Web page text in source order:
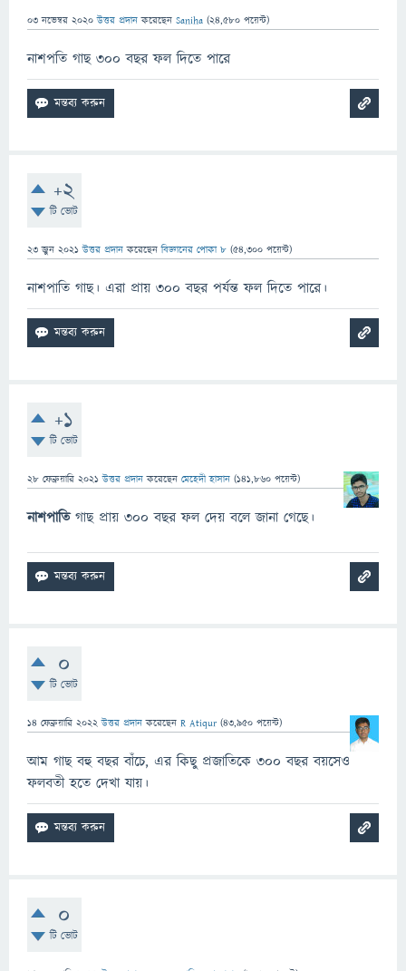
03 নভেম্বর 2020 উত্তর প্রদান করেছেন Saniha (24,580 পয়েন্ট)
নাশপতি গাছ ৩০০ বছর ফল দিতে পারে
+2
টি ভোট
23 জুন 2021 উত্তর প্রদান করেছেনবিজ্ঞানের পোকা ৮ (54,300 পয়েন্ট)
নাশপাতি গাছ। এরা প্রায় ৩০০ বছর পর্যন্ত ফল দিতে পারে।
+1
টি ভোট
28 ফেব্রুয়ারি 2021 উত্তর প্রদান করেছেন মেহেদী হাসান (141,860 পয়েন্ট)
নাশপাতিগাছ প্রায় ৩০০ বছর ফল দেয় বলে জানা গেছে।
0
টি ভোট
14 ফেব্রুয়ারি 2022 উত্তর প্রদান করেছেন R Atiqur (43,950 পয়েন্ট)
আম গাছ বহু বছর বাঁচে, এর কিছু প্রজাতিকে ৩০০ বছর বয়সেও
ফলবতী হতে দেখা যায়।
0
টি ভোট